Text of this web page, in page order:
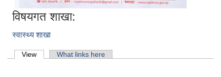
विषयगत शाखा:
स्वास्थ्य शाखा
Primary tabs
View (active tab)What links here